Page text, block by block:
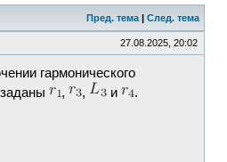
Пред. тема | След. тема
27.08.2025, 20:02
гармонического
, , и
.